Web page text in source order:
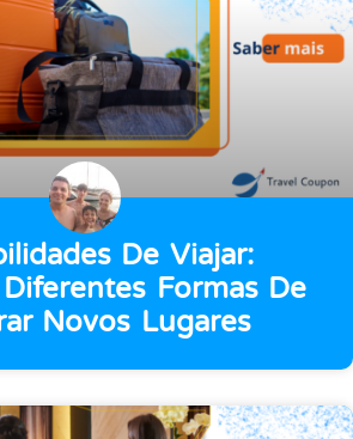
De Viajar:
Formas De
Novos Lugares